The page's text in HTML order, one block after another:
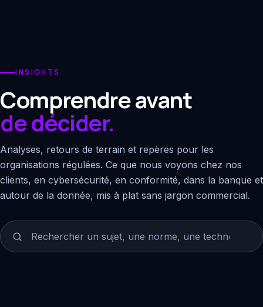
INSIGHTS
Comprendre avant
de décider.
Analyses, retours de terrain et repères pour les
organisations régulées. Ce que nous voyons chez nos
clients, en cybersécurité, en conformité, dans la banque et
autour de la donnée, mis à plat sans jargon commercial.
Rechercher un article